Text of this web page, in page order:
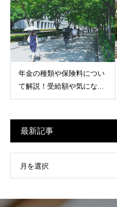
年金の種類や保険料につい
て解説！受給額や気にな...
最新記事
月を選択